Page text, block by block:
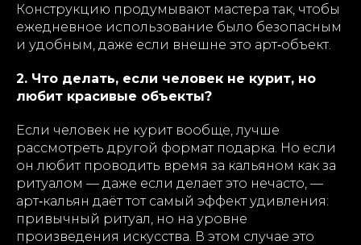
Конструкцию продумывают мастера так, чтобы
ежедневное использование было безопасным
и удобным, даже если внешне это арт‑объект.
2. Что делать, если человек не курит, но
любит красивые объекты?
Если человек не курит вообще, лучше
рассмотреть другой формат подарка. Но если
он любит проводить время за кальяном как за
ритуалом — даже если делает это нечасто, —
арт‑кальян даёт тот самый эффект удивления:
привычный ритуал, но на уровне
произведения искусства. В этом случае это